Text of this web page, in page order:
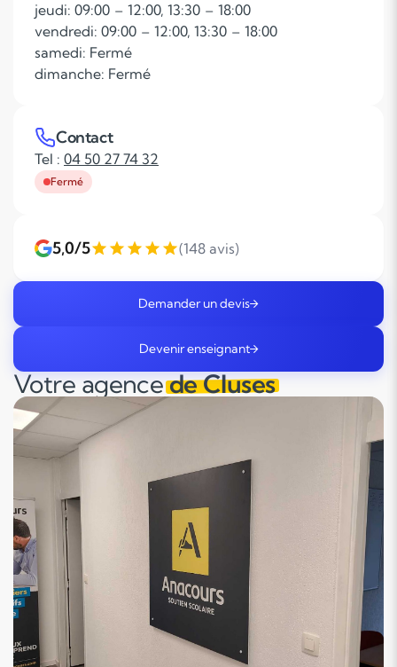
Votre agencede Cluses
jeudi: 09:00 – 12:00, 13:30 – 18:00
vendredi: 09:00 – 12:00, 13:30 – 18:00
samedi: Fermé
dimanche: Fermé
Contact
Tel : 04 50 27 74 32
Fermé
5,0/5 (148 avis)
Demander un devis
Devenir enseignant